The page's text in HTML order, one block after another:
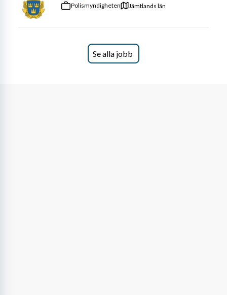
Polismyndigheten Jämtlands län
Se alla jobb